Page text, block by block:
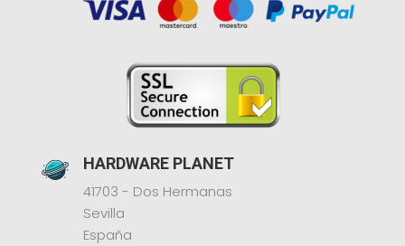
HARDWARE PLANET
41703 - Dos Hermanas
Sevilla
España